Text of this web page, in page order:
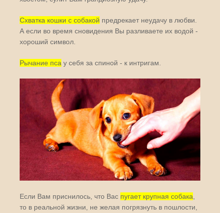
Схватка кошки с собакой предрекает неудачу в любви.
А если во время сновидения Вы разливаете их водой -
хороший символ.
Рычание пса у себя за спиной - к интригам.
Если Вам приснилось, что Вас пугает крупная собака
то в реальной жизни, не желая погрязнуть в пошлости,